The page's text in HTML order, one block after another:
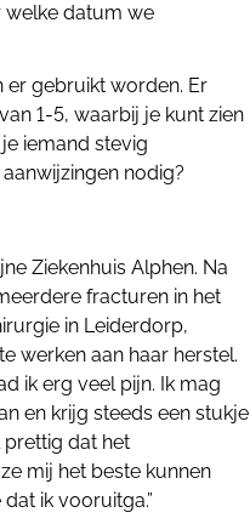
welke datum we
gebruikt worden. Er
1-5, waarbij je kunt zien
iemand stevig
nodig?
Ziekenhuis Alphen. Na
fracturen in het
in Leiderdorp,
werken aan haar herstel.
ik erg veel pijn. Ik mag
en krijg steeds een stukje
prettig dat het
mij het beste kunnen
ik vooruitga.”